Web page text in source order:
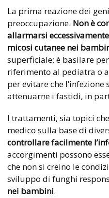
La prima reazione dei
preoccupazione. Non è
allarmarsi eccessivamente
micosi cutanee nei
superficiale: è basilare
riferimento al pediatra o
per evitare che l’infezione
attenuarne i fastidi, in
I trattamenti, sia topici
medico sulla base di
controllare facilmente
accorgimenti possono
che non si creino le
sviluppo di funghi
nei bambini.